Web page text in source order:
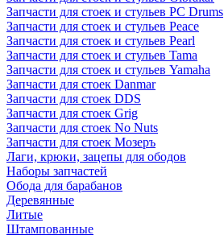
Запчасти для стоек и стульев PC Drums
Запчасти для стоек и стульев Peace
Запчасти для стоек и стульев Pearl
Запчасти для стоек и стульев Tama
Запчасти для стоек и стульев Yamaha
Запчасти для стоек Danmar
Запчасти для стоек DDS
Запчасти для стоек Grig
Запчасти для стоек No Nuts
Запчасти для стоек Мозеръ
Лаги, крюки, зацепы для ободов
Наборы запчастей
Обода для барабанов
Деревянные
Литые
Штампованные